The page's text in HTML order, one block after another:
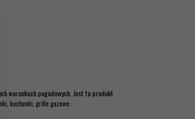
warunkach pogodowych. Jest to produkt
kuchenki, grille gazowe.